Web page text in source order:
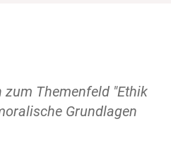
Themenfeld "Ethik
Grundlagen